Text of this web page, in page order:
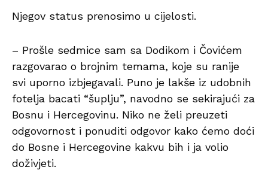
Njegov status prenosimo u cijelosti.
– Prošle sedmice sam sa Dodikom i Čovićem
razgovarao o brojnim temama, koje su ranije
svi uporno izbjegavali. Puno je lakše iz udobnih
fotelja bacati “šuplju”, navodno se sekirajući za
Bosnu i Hercegovinu. Niko ne želi preuzeti
odgovornost i ponuditi odgovor kako ćemo doći
do Bosne i Hercegovine kakvu bih i ja volio
doživjeti.